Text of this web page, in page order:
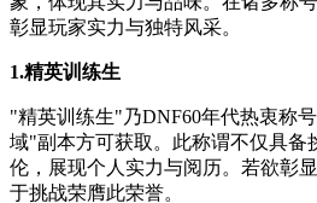
彰显玩家实力与独特风采。
1.精英训练生
"精英训练生"乃DNF60年代热衷称
域"副本方可获取。此称谓不仅具备
伦，展现个人实力与阅历。若欲彰
于挑战荣膺此荣誉。